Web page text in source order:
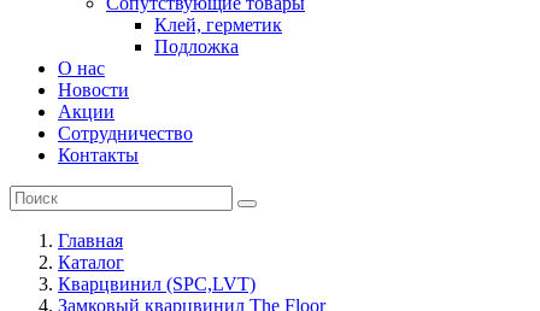
Клей, герметик
Подложка
О нас
Новости
Акции
Сотрудничество
Контакты
Главная
Каталог
Кварцвинил (SPC,LVT)
Замковый кварцвинил The Floor